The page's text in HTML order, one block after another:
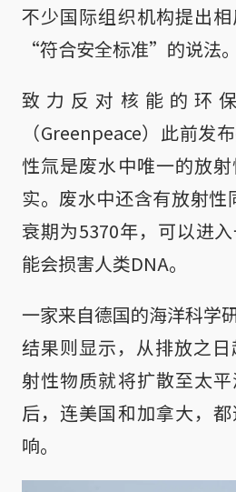
不少国际组织机构提出
“符合安全标准”的说法。
致力反对核能的环
（Greenpeace）此前发
性氚是废水中唯一的放
实。废水中还含有放射性
衰期为5370年，可以进
能会损害人类DNA。
一家来自德国的海洋科学
结果则显示，从排放之
射性物质就将扩散至太
后，连美国和加拿大，
响。